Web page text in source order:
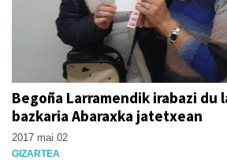
Begoña Larramendik irabazi du
bazkaria Abaraxka jatetxean
2017 mai 02
GIZARTEA